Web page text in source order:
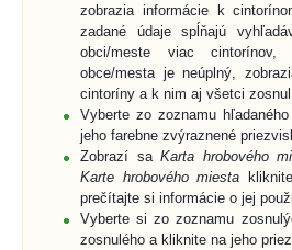
zobrazia informácie k
zadané údaje spĺňajú
obci/meste viac
obce/mesta je neúplný,
cintoríny a k nim aj všetci
Vyberte zo zoznamu
jeho farebne zvýraznené
Zobrazí saKarta hrobového
Karte hrobového miesta
prečítajte si informácie o jej
Vyberte si zo zoznamu
zosnulého a kliknite na jeho